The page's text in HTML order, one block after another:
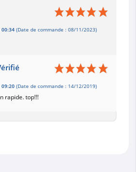
00:34 (Date de commande : 08/11/2023)
09:20 (Date de commande : 14/12/2019)
rapide. top!!!